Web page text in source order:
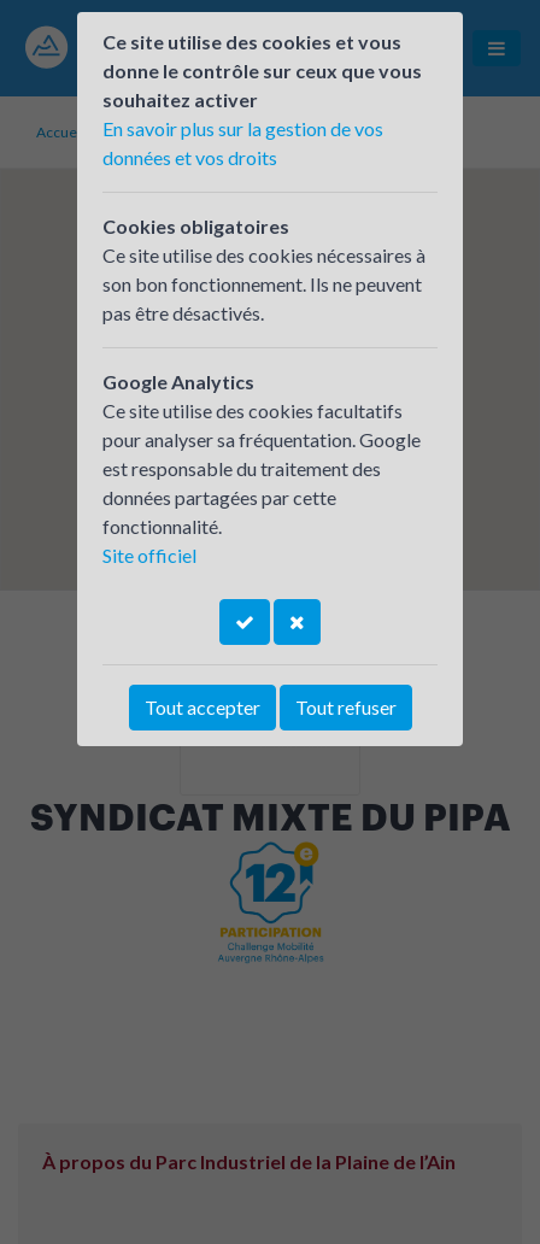
Accueil Établissements inscrits SYNDICAT MIXTE DU PIPA
SYNDICAT MIXTE DU PIPA
À propos du Parc Industriel de la Plaine de l’Ain
Ce site utilise des cookies et vous
donne le contrôle sur ceux que vous
souhaitez activer
En savoir plus sur la gestion de vos
données et vos droits
Cookies obligatoires
Ce site utilise des cookies nécessaires à
son bon fonctionnement. Ils ne peuvent
pas être désactivés.
Google Analytics
Ce site utilise des cookies facultatifs
pour analyser sa fréquentation. Google
est responsable du traitement des
données partagées par cette
fonctionnalité.
Site officiel
Tout accepter Tout refuser